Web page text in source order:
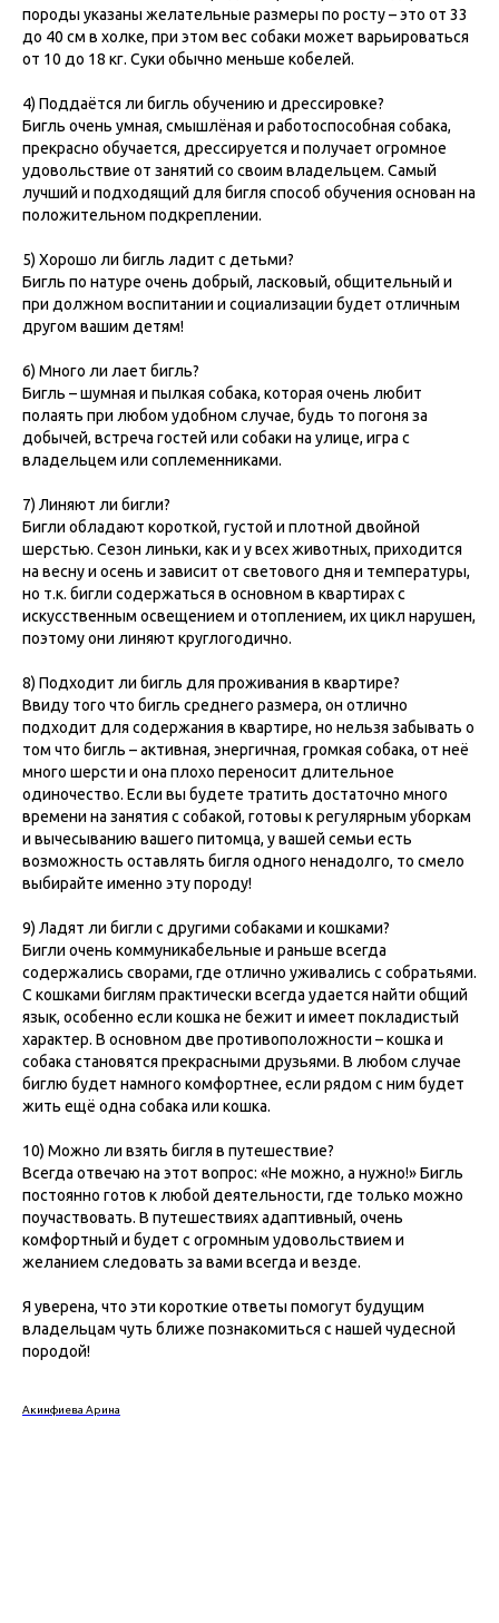
породы указаны желательные размеры по росту – это от 33
до 40 см в холке, при этом вес собаки может варьироваться
от 10 до 18 кг. Суки обычно меньше кобелей.
4) Поддаётся ли бигль обучению и дрессировке?
Бигль очень умная, смышлёная и работоспособная собака,
прекрасно обучается, дрессируется и получает огромное
удовольствие от занятий со своим владельцем. Самый
лучший и подходящий для бигля способ обучения основан на
положительном подкреплении.
5) Хорошо ли бигль ладит с детьми?
Бигль по натуре очень добрый, ласковый, общительный и
при должном воспитании и социализации будет отличным
другом вашим детям!
6) Много ли лает бигль?
Бигль – шумная и пылкая собака, которая очень любит
полаять при любом удобном случае, будь то погоня за
добычей, встреча гостей или собаки на улице, игра с
владельцем или соплеменниками.
7) Линяют ли бигли?
Бигли обладают короткой, густой и плотной двойной
шерстью. Сезон линьки, как и у всех животных, приходится
на весну и осень и зависит от светового дня и температуры,
но т.к. бигли содержаться в основном в квартирах с
искусственным освещением и отоплением, их цикл нарушен,
поэтому они линяют круглогодично.
8) Подходит ли бигль для проживания в квартире?
Ввиду того что бигль среднего размера, он отлично
подходит для содержания в квартире, но нельзя забывать о
том что бигль – активная, энергичная, громкая собака, от неё
много шерсти и она плохо переносит длительное
одиночество. Если вы будете тратить достаточно много
времени на занятия с собакой, готовы к регулярным уборкам
и вычесыванию вашего питомца, у вашей семьи есть
возможность оставлять бигля одного ненадолго, то смело
выбирайте именно эту породу!
9) Ладят ли бигли с другими собаками и кошками?
Бигли очень коммуникабельные и раньше всегда
содержались сворами, где отлично уживались с собратьями.
С кошками биглям практически всегда удается найти общий
язык, особенно если кошка не бежит и имеет покладистый
характер. В основном две противоположности – кошка и
собака становятся прекрасными друзьями. В любом случае
биглю будет намного комфортнее, если рядом с ним будет
жить ещё одна собака или кошка.
10) Можно ли взять бигля в путешествие?
Всегда отвечаю на этот вопрос: «Не можно, а нужно!» Бигль
постоянно готов к любой деятельности, где только можно
поучаствовать. В путешествиях адаптивный, очень
комфортный и будет с огромным удовольствием и
желанием следовать за вами всегда и везде.
Я уверена, что эти короткие ответы помогут будущим
владельцам чуть ближе познакомиться с нашей чудесной
породой!
Акинфиева Арина